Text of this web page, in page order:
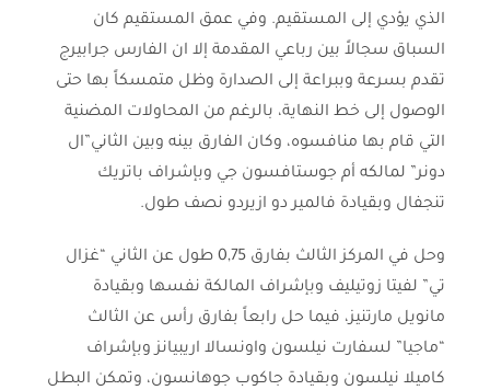
الذي يؤدي إلى المستقيم. وفي عمق المستقيم كان
السباق سجالاً بين رباعي المقدمة إلا ان الفارس جرابيرج
تقدم بسرعة وببراعة إلى الصدارة وظل متمسكاً بها حتى
الوصول إلى خط النهاية، بالرغم من المحاولات المضنية
التي قام بها منافسوه، وكان الفارق بينه وبين الثاني”ال
دونر” لمالكه أم جوستافسون جي وبإشراف باتريك
تنجفال وبقيادة فالمير دو ازيردو نصف طول.
وحل في المركز الثالث بفارق 0,75 طول عن الثاني “غزال
تي” لفيتا زوتيليف وبإشراف المالكة نفسها وبقيادة
مانويل مارتنيز، فيما حل رابعاً بفارق رأس عن الثالث
“ماجيا” لسفارت نيلسون واونسالا اريبيانز وبإشراف
كاميلا نيلسون وبقيادة جاكوب جوهانسون، وتمكن البطل